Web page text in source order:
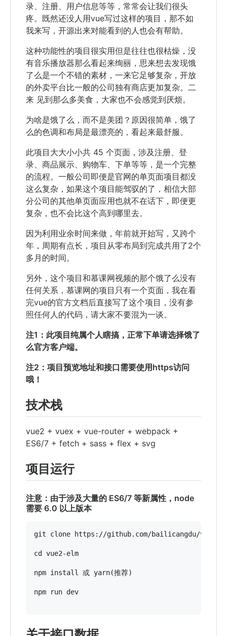
录、注册、用户信息等等，常常会让我们很头
疼。既然还没人用vue写过这样的项目，那不如
我来写，开源出来对能看到的人也会有帮助。
这种功能性的项目很实用但是往往也很枯燥，没
有音乐播放器那么看起来绚丽，思来想去发现饿
了么是一个不错的素材，一来它足够复杂，开放
的外卖平台比一般的公司独有商店更加复杂。二
来 见到那么多美食，大家也不会感觉到厌烦。
为啥是饿了么，而不是美团？原因很简单，饿了
么的色调和布局是最漂亮的，看起来最舒服。
此项目大大小小共 45 个页面，涉及注册、登
录、商品展示、购物车、下单等等，是一个完整
的流程。一般公司即便是官网的单页面项目都没
这么复杂，如果这个项目能驾驭的了，相信大部
分公司的其他单页面应用也就不在话下，即便更
复杂，也不会比这个高到哪里去。
因为利用业余时间来做，年前就开始写，又跨个
年，周期有点长，项目从零布局到完成共用了2个
多月的时间。
另外，这个项目和慕课网视频的那个饿了么没有
任何关系，慕课网的项目只有一个页面，我在看
完vue的官方文档后直接写了这个项目，没有参
照任何人的代码，请大家不要混为一谈。
注1：此项目纯属个人瞎搞，正常下单请选择饿了
么官方客户端。
注2：项目预览地址和接口需要使用https访问
哦！
技术栈
vue2 + vuex + vue-router + webpack +
ES6/7 + fetch + sass + flex + svg
项目运行
注意：由于涉及大量的 ES6/7 等新属性，node
需要 6.0 以上版本
git clone https://github.com/bailicangdu/
cd vue2-elm
npm install 或 yarn(推荐)
npm run dev